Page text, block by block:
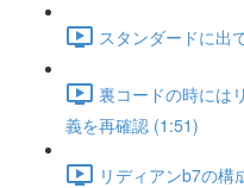
スタンダードに出
裏コードの時には
義を再確認 (1:51)
リディアンb7の構